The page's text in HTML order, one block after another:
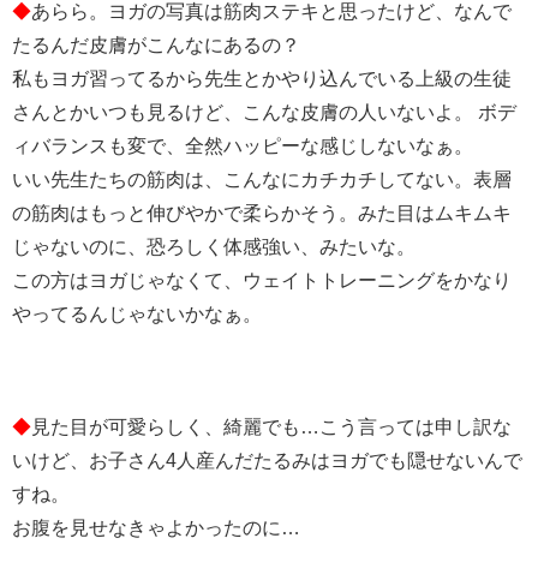
◆あらら。ヨガの写真は筋肉ステキと思ったけど、なんで
たるんだ皮膚がこんなにあるの？
私もヨガ習ってるから先生とかやり込んでいる上級の生徒
さんとかいつも見るけど、こんな皮膚の人いないよ。 ボデ
ィバランスも変で、全然ハッピーな感じしないなぁ。
いい先生たちの筋肉は、こんなにカチカチしてない。表層
の筋肉はもっと伸びやかで柔らかそう。みた目はムキムキ
じゃないのに、恐ろしく体感強い、みたいな。
この方はヨガじゃなくて、ウェイトトレーニングをかなり
やってるんじゃないかなぁ。
◆見た目が可愛らしく、綺麗でも…こう言っては申し訳な
いけど、お子さん4人産んだたるみはヨガでも隠せないんで
すね。
お腹を見せなきゃよかったのに…